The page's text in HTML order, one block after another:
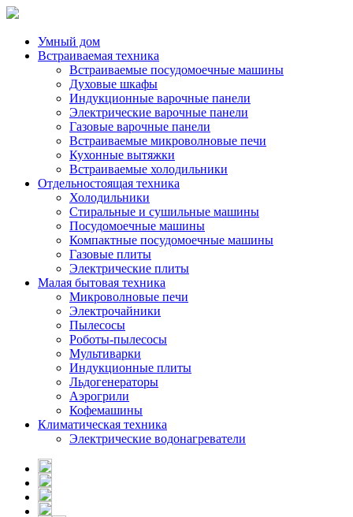
Умный дом
Встраиваемая техника
Встраиваемые посудомоечные машины
Духовые шкафы
Индукционные варочные панели
Электрические варочные панели
Газовые варочные панели
Встраиваемые микроволновые печи
Кухонные вытяжки
Встраиваемые холодильники
Отдельностоящая техника
Холодильники
Стиральные и сушильные машины
Посудомоечные машины
Компактные посудомоечные машины
Газовые плиты
Электрические плиты
Малая бытовая техника
Микроволновые печи
Электрочайники
Пылесосы
Роботы-пылесосы
Мультиварки
Индукционные плиты
Льдогенераторы
Аэрогрили
Кофемашины
Климатическая техника
Электрические водонагреватели